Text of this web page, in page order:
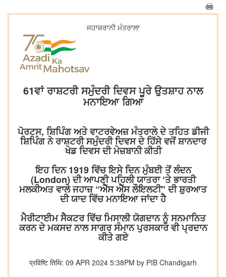
ਜਹਾਜ਼ਰਾਨੀ ਮੰਤਰਾਲਾ
61ਵਾਂ ਰਾਸ਼ਟਰੀ ਸਮੁੰਦਰੀ ਦਿਵਸ ਪੂਰੇ ਉਤਸ਼ਾਹ ਨਾਲ
ਮਨਾਇਆ ਗਿਆ
ਪੋਰਟਸ, ਸ਼ਿਪਿੰਗ ਅਤੇ ਵਾਟਰਵੇਅਜ਼ ਮੰਤਰਾਲੇ ਦੇ ਤਹਿਤ ਡੀਜੀ
ਸ਼ਿਪਿੰਗ ਨੇ ਰਾਸ਼ਟਰੀ ਸਮੁੰਦਰੀ ਦਿਵਸ ਦੇ ਹਿੱਸੇ ਵਜੋਂ ਸ਼ਾਨਦਾਰ
ਖੇਡ ਦਿਵਸ ਦੀ ਮੇਜ਼ਬਾਨੀ ਕੀਤੀ
ਇਹ ਦਿਨ 1919 ਵਿੱਚ ਇਸੇ ਦਿਨ ਮੁੰਬਈ ਤੋਂ ਲੰਦਨ
(London) ਦੀ ਆਪਣੀ ਪਹਿਲੀ ਯਾਤਰਾ ‘ਤੇ ਭਾਰਤੀ
ਮਲਕੀਅਤ ਵਾਲੇ ਜਹਾਜ਼ “ਐੱਸ ਐੱਸ ਲੌਇਲਟੀ" ਦੀ ਸ਼ੁਰਆਤ
ਦੀ ਯਾਦ ਵਿੱਚ ਮਨਾਇਆ ਜਾਂਦਾ ਹੈ
ਮੈਰੀਟਾਈਮ ਸੈਕਟਰ ਵਿੱਚ ਮਿਸਾਲੀ ਯੋਗਦਾਨ ਨੂੰ ਸਨਮਾਨਿਤ
ਕਰਨ ਦੇ ਮਕਸਦ ਨਾਲ ਸਾਗਰ ਸੰਮਾਨ ਪੁਰਸਕਾਰ ਵੀ ਪ੍ਰਦਾਨ
ਕੀਤੇ ਗਏ
प्रविष्टि तिथि: 09 APR 2024 5:38PM by PIB Chandigarh